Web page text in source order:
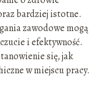
bardziej istotne.
zawodowe mogą
i efektywność.
się, jak
w miejscu pracy.